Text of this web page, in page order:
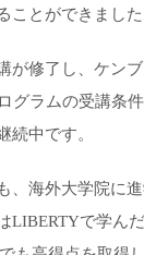
ことができました
が修了し、ケン
グラムの受講条
続中です。
、海外大学院に
LIBERTYで学ん